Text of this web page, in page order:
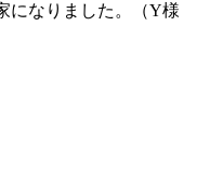
になりました。（Y様